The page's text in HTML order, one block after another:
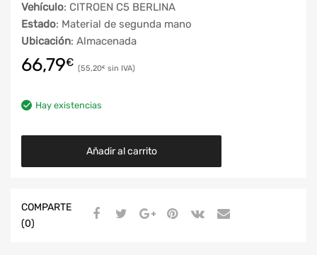
Vehículo: CITROEN C5 BERLINA
Estado: Material de segunda mano
Ubicación: Almacenada
66,79€ 55,20€
Hay existencias
Añadir al carrito
COMPARTE
(0)